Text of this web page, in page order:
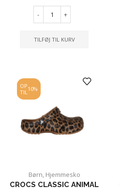
- +
TILFØJ TIL KURV
OP
TIL 10%
Børn, Hjemmesko
CROCS CLASSIC ANIMAL